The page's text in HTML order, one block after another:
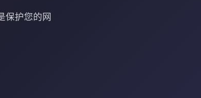
保护您的网